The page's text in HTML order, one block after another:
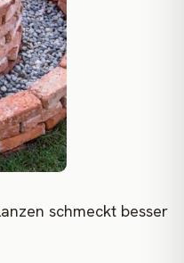
schmeckt besser